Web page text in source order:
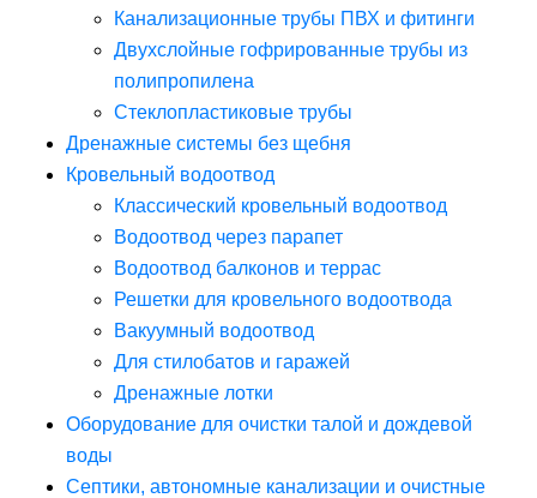
Канализационные трубы ПВХ и фитинги
Двухслойные гофрированные трубы из
полипропилена
Стеклопластиковые трубы
Дренажные системы без щебня
Кровельный водоотвод
Классический кровельный водоотвод
Водоотвод через парапет
Водоотвод балконов и террас
Решетки для кровельного водоотвода
Вакуумный водоотвод
Для стилобатов и гаражей
Дренажные лотки
Оборудование для очистки талой и дождевой
воды
Септики, автономные канализации и очистные